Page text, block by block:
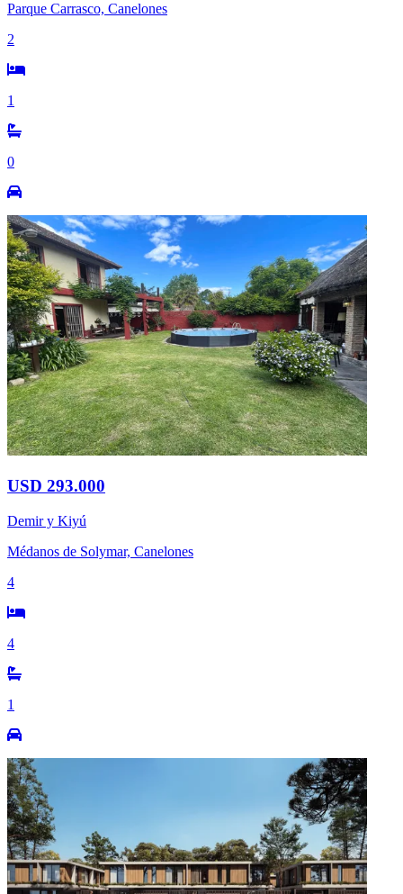
Parque Carrasco, Canelones
2
1
0
USD 293.000
Demir y Kiyú
Médanos de Solymar, Canelones
4
4
1